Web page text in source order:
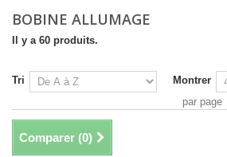
BOBINE ALLUMAGE
Il y a 60 produits.
Tri
Montrer
par page
Comparer (0)